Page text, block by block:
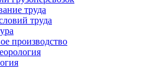
труда
труда
производство